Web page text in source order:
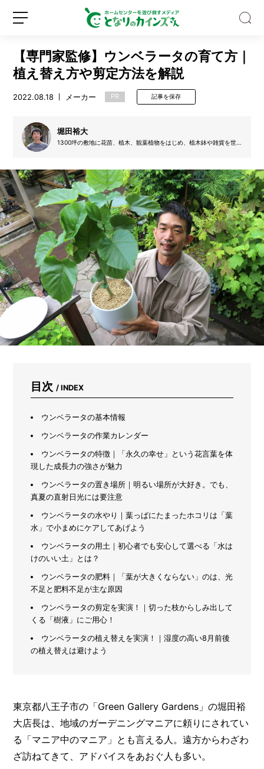
機
っ
て
実
は
超
汚
い！
ズ
ボ
ラ
主
の
ロ
グ
イ
ン
イ
タ
ー /
C
R
E
【専門家監修】ウンベラータの育て方｜
植え替え方や剪定方法を解説
2022.08.18 メーカー PR 記事を保存
堀田裕大
1300坪の敷地に花苗、植木、観葉植物をはじめ、植木鉢や雑貨を世
目次 / INDEX
ウンベラータの基本情報
ウンベラータの作業カレンダー
ウンベラータの特徴｜「永久の幸せ」という花言葉を体
現した成長力の強さが魅力
ウンベラータの置き場所｜明るい場所が大好き。でも、
真夏の直射日光には要注意
ウンベラータの水やり｜葉っぱにたまったホコリは「葉
水」で小まめにケアしてあげよう
ウンベラータの用土｜初心者でも安心して選べる「水は
けのいい土」とは？
ウンベラータの肥料｜「葉が大きくならない」のは、光
不足と肥料不足が主な原因
ウンベラータの剪定を実演！｜切った枝からしみ出して
くる「樹液」にご用心！
ウンベラータの植え替えを実演！｜湿度の高い8月前後
の植え替えは避けよう
東京都八王子市の「Green Gallery Gardens」の堀田裕
大店長は、地域のガーデニングマニアに頼りにされてい
る「マニア中のマニア」とも言える人。遠方からわざわ
ざ訪ねてきて、アドバイスをあおぐ人も多い。